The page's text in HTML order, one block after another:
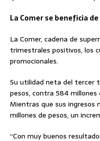
La Comer se beneficia
La Comer, cadena de
trimestrales positivos, los
promocionales.
Su utilidad neta del tercer
pesos, contra 584
Mientras que sus ingresos
millones de pesos, un
“Con muy buenos